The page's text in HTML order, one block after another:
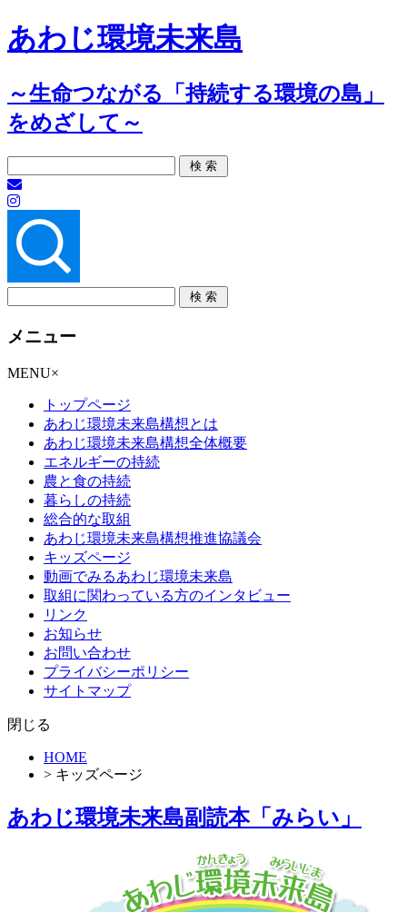
あわじ環境未来島
～生命つながる「持続する環境の島」
をめざして～
メニュー
コ
MENU×
トップページ
あわじ環境未来島構想とは
あわじ環境未来島構想全体概要
エネルギーの持続
農と食の持続
暮らしの持続
総合的な取組
あわじ環境未来島構想推進協議会
キッズページ
動画でみるあわじ環境未来島
取組に関わっている方のインタビュー
リンク
お知らせ
お問い合わせ
プライバシーポリシー
サイトマップ
閉じる
HOME
> キッズページ
あわじ環境未来島副読本「みらい」